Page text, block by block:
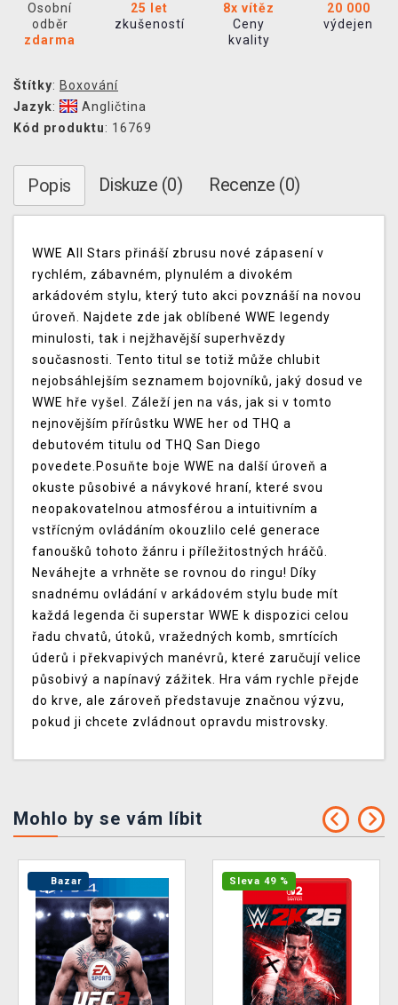
Osobní
odběr
zdarma
25 let
zkušeností
8x vítěz
Ceny
kvality
20 000
výdejen
Štítky: Boxování
Jazyk:
Angličtina
Kód produktu: 16769
Popis Diskuze (0) Recenze (0)
WWE All Stars přináší zbrusu nové zápasení v
rychlém, zábavném, plynulém a divokém
arkádovém stylu, který tuto akci povznáší na novou
úroveň. Najdete zde jak oblíbené WWE legendy
minulosti, tak i nejžhavější superhvězdy
současnosti. Tento titul se totiž může chlubit
nejobsáhlejším seznamem bojovníků, jaký dosud ve
WWE hře vyšel. Záleží jen na vás, jak si v tomto
nejnovějším přírůstku WWE her od THQ a
debutovém titulu od THQ San Diego
povedete.Posuňte boje WWE na další úroveň a
okuste působivé a návykové hraní, které svou
neopakovatelnou atmosférou a intuitivním a
vstřícným ovládáním okouzlilo celé generace
fanoušků tohoto žánru i příležitostných hráčů.
Neváhejte a vrhněte se rovnou do ringu! Díky
snadnému ovládání v arkádovém stylu bude mít
každá legenda či superstar WWE k dispozici celou
řadu chvatů, útoků, vražedných komb, smrtících
úderů i překvapivých manévrů, které zaručují velice
působivý a napínavý zážitek. Hra vám rychle přejde
do krve, ale zároveň představuje značnou výzvu,
pokud ji chcete zvládnout opravdu mistrovsky.
Mohlo by se vám líbit
Bazar Sleva 49 %